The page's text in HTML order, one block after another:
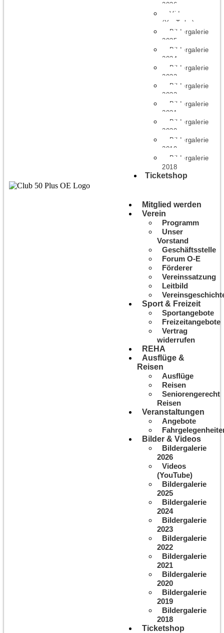
2026
Videos
(YouTube)
Bildergalerie
2025
Bildergalerie
2024
Bildergalerie
2023
Bildergalerie
2022
Bildergalerie
2021
Bildergalerie
2020
Bildergalerie
2019
Bildergalerie
2018
Ticketshop
Mitglied werden
Verein
Programm
Unser
Vorstand
Geschäftsstelle
Forum O-E
Förderer
Vereinssatzung
Leitbild
Sport & Freizeit
Sportangebote
Freizeitangebote
Vertrag
widerrufen
REHA
Ausflüge &
Reisen
Ausflüge
Reisen
Seniorengerecht
Reisen
Veranstaltungen
Angebote
Bilder & Videos
Bildergalerie
2026
Videos
(YouTube)
Bildergalerie
2025
Bildergalerie
2024
Bildergalerie
2023
Bildergalerie
2022
Bildergalerie
2021
Bildergalerie
2020
Bildergalerie
2019
Bildergalerie
2018
Ticketshop